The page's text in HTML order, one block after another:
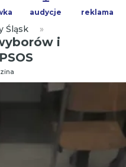
audycje reklama
Śląsk »
i